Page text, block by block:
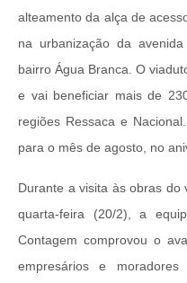
alteamento da alça de
na urbanização da
bairro Água Branca. O
e vai beneficiar mais de
regiões Ressaca e
para o mês de agosto, no
Durante a visita às obras do
quarta-feira (20/2), a
Contagem comprovou o
empresários e